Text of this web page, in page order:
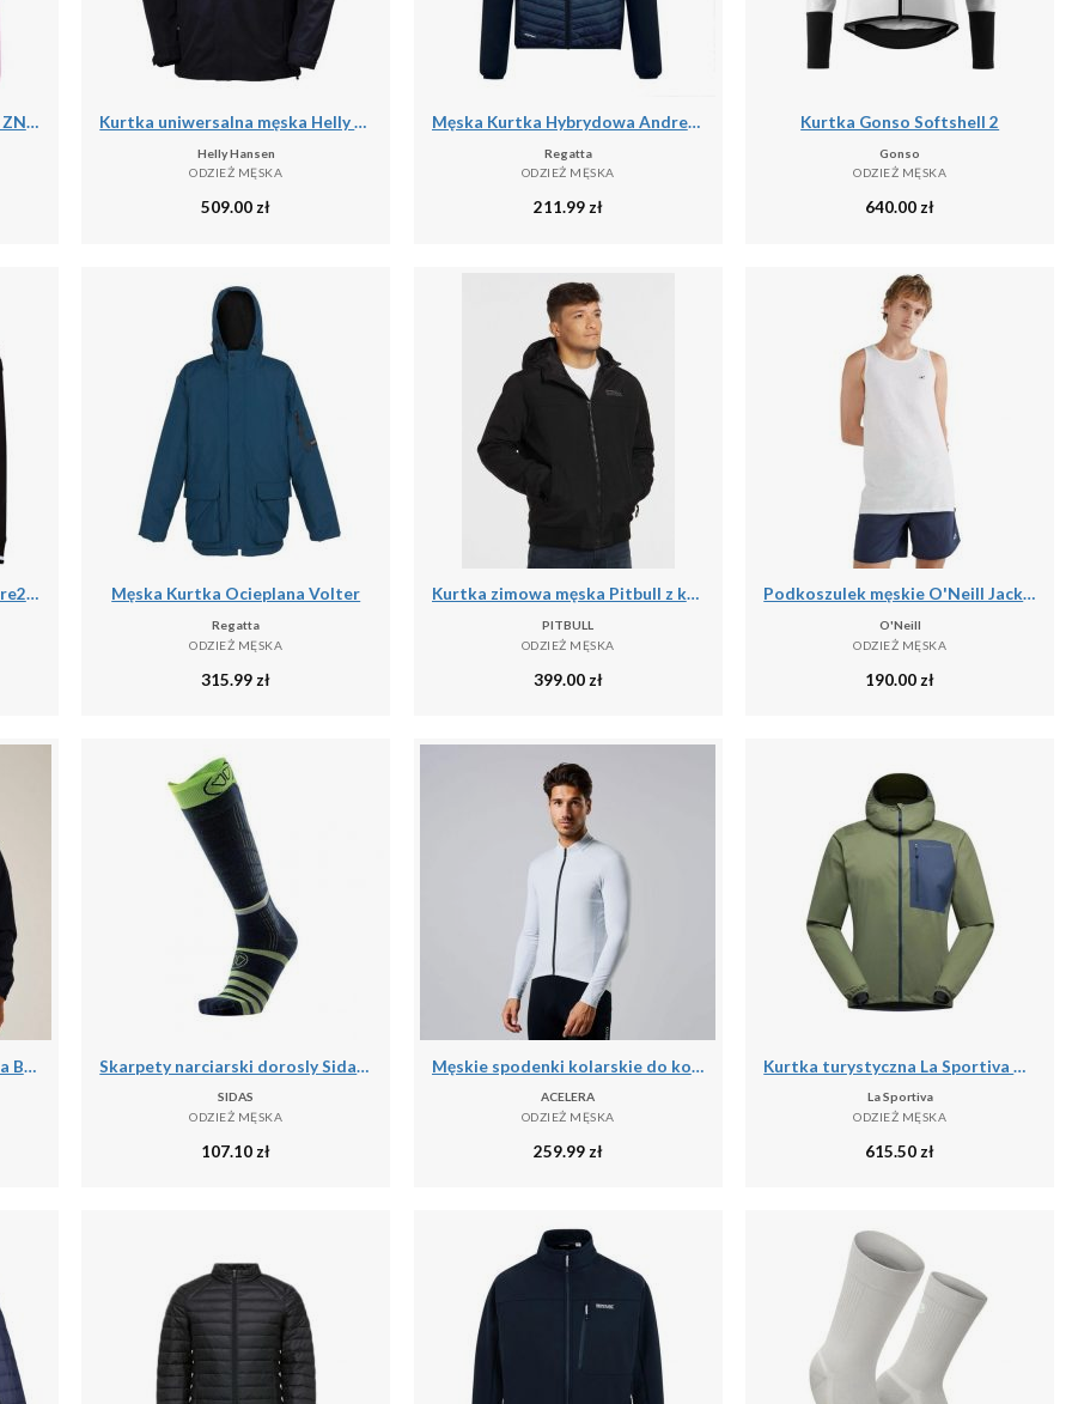
Kurtka dresowa Liverpool FC ZN.E. 2025/26 Kurtka uniwersalna męska Helly Hansen Dubliner Jacket
Helly Hansen
ODZIEŻ MĘSKA
509.00zł
Męska Kurtka Hybrydowa Andreson
Regatta
ODZIEŻ MĘSKA
211.99zł
Kurtka Gonso Softshell 2
Gonso
ODZIEŻ MĘSKA
640.00zł
Kurtka turystyczna męska Dare2b Shield softshell Męska Kurtka Ocieplana Volter
Regatta
ODZIEŻ MĘSKA
315.99 zł
Kurtka zimowa męska Pitbull z kapturem Balboa II
PITBULL
ODZIEŻ MĘSKA
399.00 zł
Podkoszulek męskie O'Neill Jack's Base Tanktop
O'Neill
ODZIEŻ MĘSKA
190.00 zł
Kurtka wodoodporna Regatta Bayano II Skarpety narciarski dorosly Sidas Ski Touring LV cienka grubosc
SIDAS
ODZIEŻ MĘSKA
107.10 zł
Męskie spodenki kolarskie do kolarstwa górskiego
ACELERA
ODZIEŻ MĘSKA
259.99 zł
Kurtka turystyczna La Sportiva Wall Breeze Stretch
La Sportiva
ODZIEŻ MĘSKA
615.50 zł